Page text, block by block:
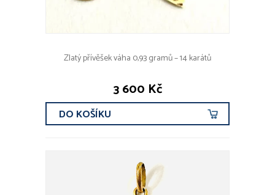
Zlatý přívěšek váha 0,93 gramů – 14 karátů
3 600 Kč
DO KOŠÍKU